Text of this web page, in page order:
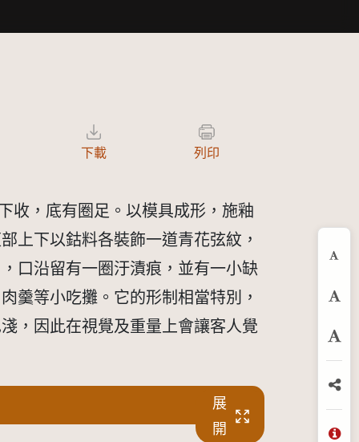
下載 列印
收，底有圈足。以模具成形，施釉
上下以鈷料各裝飾一道青花弦紋，
口沿留有一圈汙漬痕，並有一小缺
羹等小吃攤。它的形制相當特別，
，因此在視覺及重量上會讓客人覺
展
開
放
分